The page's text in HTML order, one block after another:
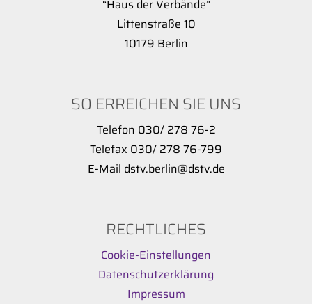
“Haus der Verbände”
Littenstraße 10
10179 Berlin
SO ERREICHEN SIE UNS
Telefon 030/ 278 76-2
Telefax 030/ 278 76-799
E-Mail dstv.berlin@dstv.de
RECHTLICHES
Cookie-Einstellungen
Datenschutzerklärung
Impressum